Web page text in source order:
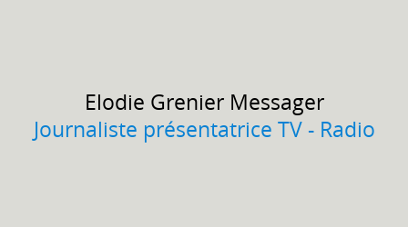
Elodie Grenier Messager
Journaliste présentatrice TV - Radio